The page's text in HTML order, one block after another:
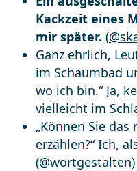
Kackzeit eines
mir später. (
Ganz ehrlich,
im Schaumbad
wo ich bin.“ Ja,
vielleicht im
„Können Sie
erzählen?“ Ich,
(@wortgestalten)